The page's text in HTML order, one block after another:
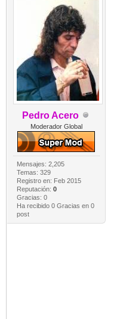
Pedro Acero
Moderador Global
Mensajes: 2,205
Temas: 329
Registro en: Feb 2015
Reputación: 0
Gracias: 0
Ha recibido 0 Gracias en 0
post